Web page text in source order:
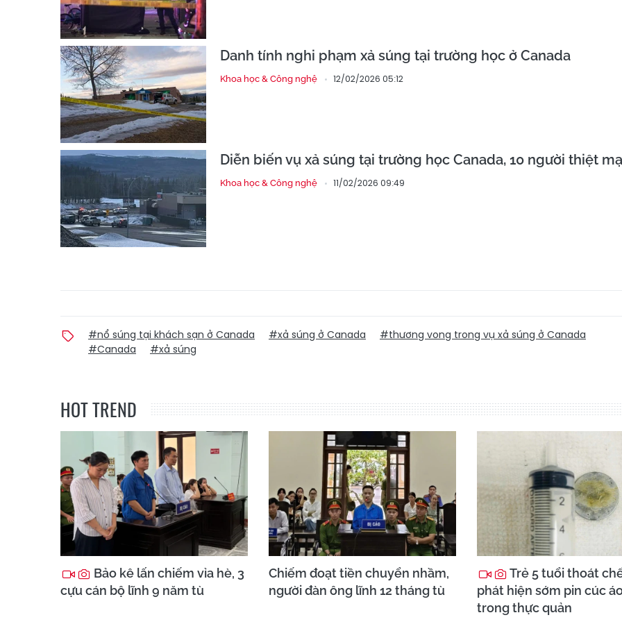
Danh tính nghi phạm xả súng tại trường học ở Canada
Khoa học & Công nghệ 12/02/2026 05:12
Diễn biến vụ xả súng tại trường học Canada, 10 người thiệt
Khoa học & Công nghệ 11/02/2026 09:49
#nổ súng tại khách sạn ở Canada #xả súng ở Canada
#thương vong trong vụ xả súng ở Canada
#Canada
#xả súng
HOT TREND
Bảo kê lấn chiếm vỉa hè, 3
cựu cán bộ lĩnh 9 năm tù
Chiếm đoạt tiền chuyển nhầm,
người đàn ông lĩnh 12 tháng tù
Trẻ 5 tuổi thoát
phát hiện sớm pin cúc
trong thực quản